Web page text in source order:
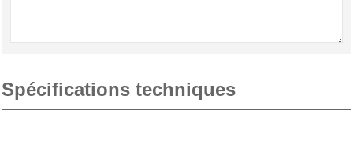
Spécifications techniques